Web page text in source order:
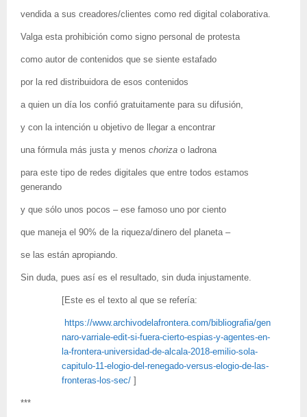
vendida a sus creadores/clientes como red digital colaborativa.
Valga esta prohibición como signo personal de protesta
como autor de contenidos que se siente estafado
por la red distribuidora de esos contenidos
a quien un día los confió gratuitamente para su difusión,
y con la intención u objetivo de llegar a encontrar
una fórmula más justa y menos choriza o ladrona
para este tipo de redes digitales que entre todos estamos
generando
y que sólo unos pocos – ese famoso uno por ciento
que maneja el 90% de la riqueza/dinero del planeta –
se las están apropiando.
Sin duda, pues así es el resultado, sin duda injustamente.
[Este es el texto al que se refería:
https://www.archivodelafrontera.com/bibliografia/gen
naro-varriale-edit-si-fuera-cierto-espias-y-agentes-en-
la-frontera-universidad-de-alcala-2018-emilio-sola-
capitulo-11-elogio-del-renegado-versus-elogio-de-las-
fronteras-los-sec/
***